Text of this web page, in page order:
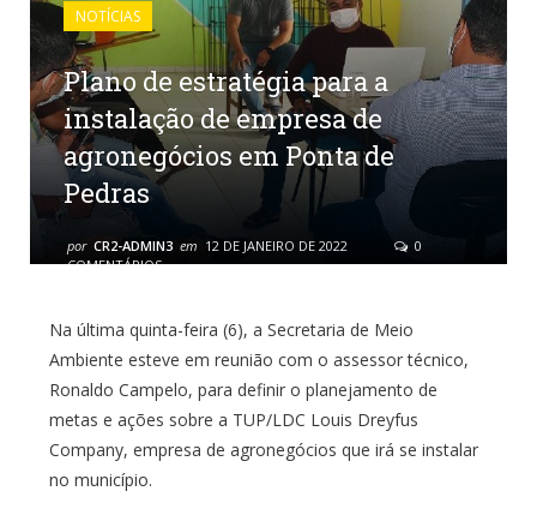
NOTÍCIAS
Plano de estratégia para a
instalação de empresa de
agronegócios em Ponta de
Pedras
por CR2-ADMIN3 em 12 DE JANEIRO DE 2022
0
COMENTÁRIOS
Na última quinta-feira (6), a Secretaria de Meio
Ambiente esteve em reunião com o assessor técnico,
Ronaldo Campelo, para definir o planejamento de
metas e ações sobre a TUP/LDC Louis Dreyfus
Company, empresa de agronegócios que irá se instalar
no município.